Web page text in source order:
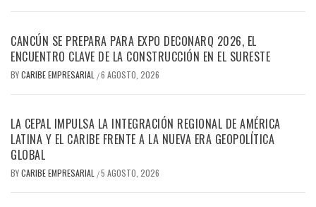
CANCÚN SE PREPARA PARA EXPO DECONARQ 2026, EL
ENCUENTRO CLAVE DE LA CONSTRUCCIÓN EN EL SURESTE
BYCARIBE EMPRESARIAL /6 AGOSTO, 2026
LA CEPAL IMPULSA LA INTEGRACIÓN REGIONAL DE AMÉRICA
LATINA Y EL CARIBE FRENTE A LA NUEVA ERA GEOPOLÍTICA
GLOBAL
BYCARIBE EMPRESARIAL /5 AGOSTO, 2026